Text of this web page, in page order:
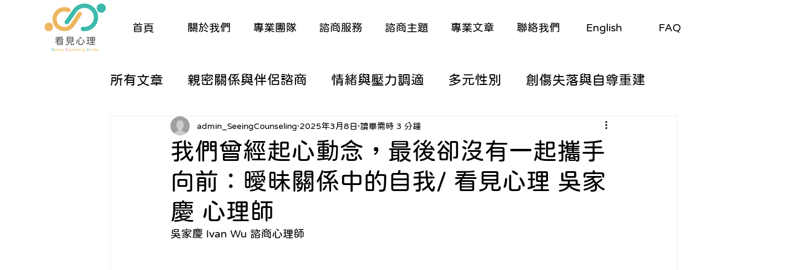
首頁 關於我們 專業團隊 諮商服務 諮商主題 專業文章 聯絡我們 English FAQ
所有文章 親密關係與伴侶諮商 情緒與壓力調適 多元性別 創傷失落與自尊重建
兒童與親職諮商 生涯/職涯議題 家庭關係與原生家庭
催眠與夢工作 人際議題 特殊議題（含多元語言） 熟年生活與適應
關於諮商的那些大小事
我們曾經起心動念，最後卻沒有一起攜手
向前：曖昧關係中的自我/ 看見心理 吳家
慶 心理師
admin_SeeingCounseling 2025年3月8日 讀畢需時 3 分鐘
吳家慶 Ivan Wu 諮商心理師